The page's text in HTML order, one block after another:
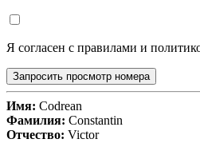
Я согласен с правилами и
Запросить просмотр номера
Имя: Codrean
Фамилия: Constantin
Отчество: Victor